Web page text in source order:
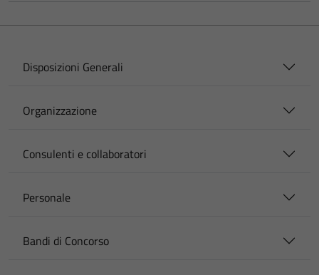
Disposizioni Generali
Organizzazione
Consulenti e collaboratori
Personale
Bandi di Concorso